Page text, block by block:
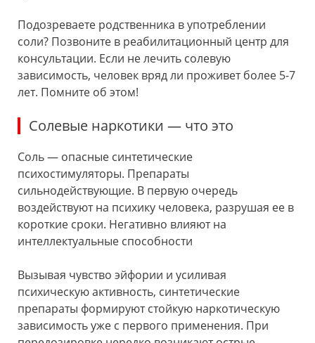
Подозреваете родственника в употреблении
соли? Позвоните в реабилитационный центр для
консультации. Если не лечить солевую
зависимость, человек вряд ли проживет более 5-7
лет. Помните об этом!
Солевые наркотики — что это
Соль — опасные синтетические
психостимуляторы. Препараты
сильнодействующие. В первую очередь
воздействуют на психику человека, разрушая ее в
короткие сроки. Негативно влияют на
интеллектуальные способности
Вызывая чувство эйфории и усиливая
психическую активность, синтетические
препараты формируют стойкую наркотическую
зависимость уже с первого применения. При